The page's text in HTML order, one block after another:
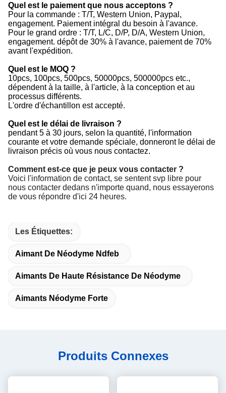
Quel est le paiement que nous acceptons ?
Pour la commande : T/T, Western Union, Paypal,
engagement. Paiement intégral du besoin à l'avance.
Pour le grand ordre : T/T, L/C, D/P, D/A, Western Union,
engagement. dépôt de 30% à l'avance, paiement de 70%
avant l'expédition.
Quel est le MOQ ?
10pcs, 100pcs, 500pcs, 50000pcs, 500000pcs etc.,
dépendent à la taille, à l'article, à la conception et au
processus différents.
L'ordre d'échantillon est accepté.
Quel est le délai de livraison ?
pendant 5 à 30 jours, selon la quantité, l'information
courante et votre demande spéciale, donneront le délai de
livraison précis où vous nous contactez.
Comment est-ce que je peux vous contacter ?
Voici l'information de contact, se sentent svp libre pour
nous contacter dedans n'importe quand, nous essayerons
de vous répondre d'ici 24 heures.
Les Étiquettes:
Aimant De Néodyme Ndfeb
Aimants De Haute Résistance De Néodyme
Aimants Néodyme Forte
Produits Connexes